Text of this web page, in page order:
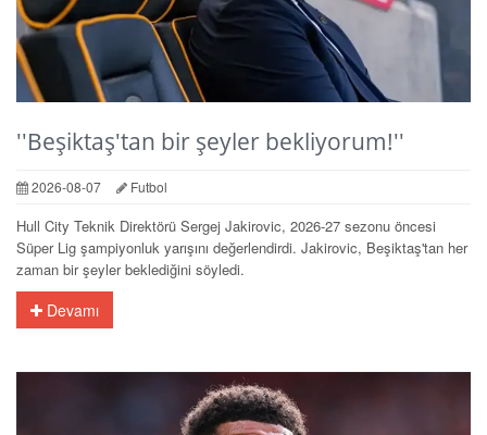
''Beşiktaş'tan bir şeyler bekliyorum!''
2026-08-07 Futbol
Hull City Teknik Direktörü Sergej Jakirovic, 2026-27 sezonu öncesi
Süper Lig şampiyonluk yarışını değerlendirdi. Jakirovic, Beşiktaş'tan her
zaman bir şeyler beklediğini söyledi.
Devamı